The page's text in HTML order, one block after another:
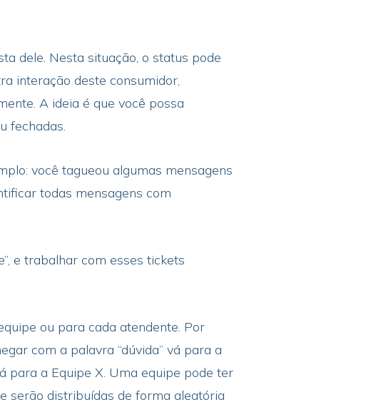
dele. Nesta situação, o status pode
interação deste consumidor,
A ideia é que você possa
fechadas.
você tagueou algumas mensagens
todas mensagens com
e trabalhar com esses tickets
ou para cada atendente. Por
com a palavra “dúvida” vá para a
para a Equipe X. Uma equipe pode ter
serão distribuídas de forma aleatória